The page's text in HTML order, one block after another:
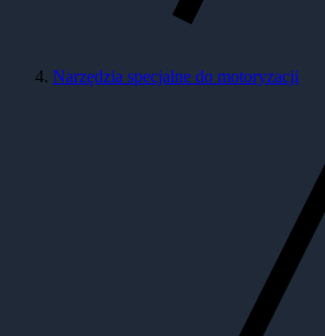
Narzędzia specjalne do motoryzacji